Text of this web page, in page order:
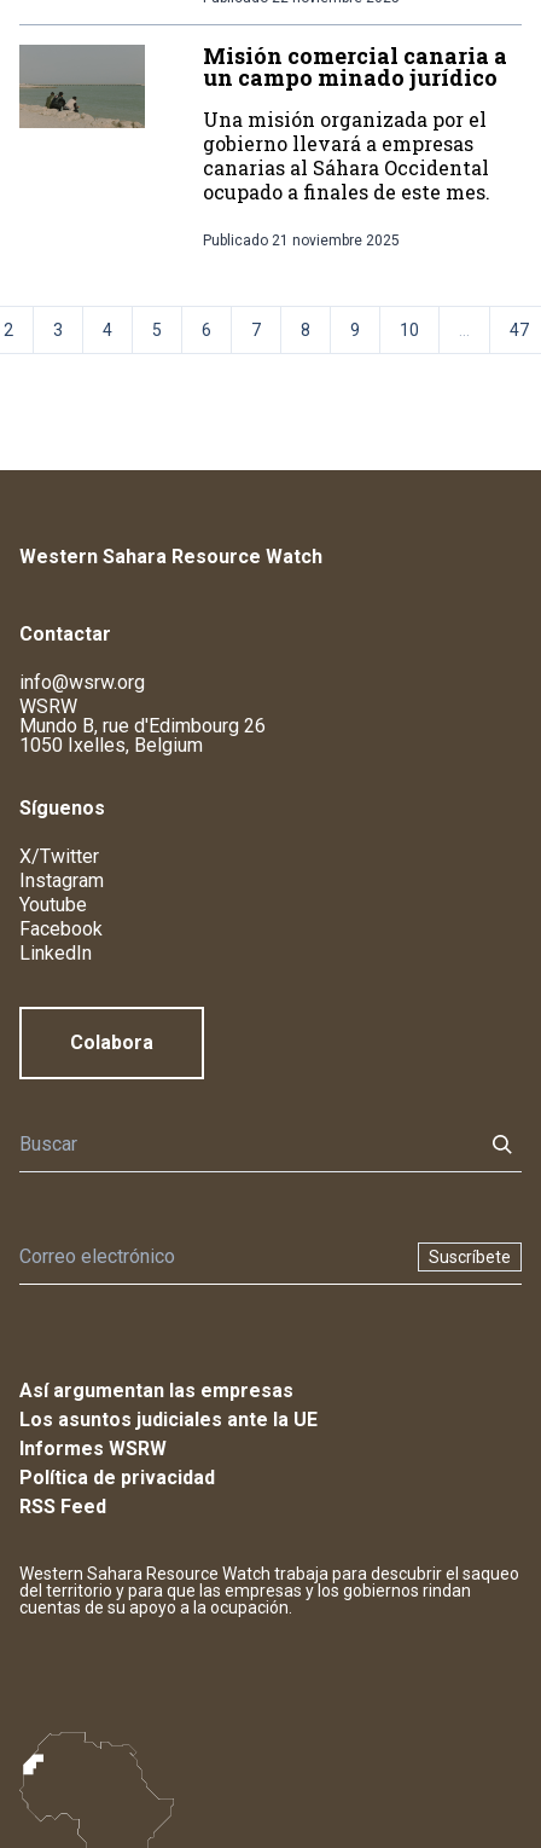
Misión comercial canaria a
un campo minado jurídico
Una misión organizada por el
gobierno llevará a empresas
canarias al Sáhara Occidental
ocupado a finales de este mes.
Publicado 21 noviembre 2025
2 3 4 5 6 7 8 9 10 47
Western Sahara Resource Watch
Contactar
info@wsrw.org
WSRW
Mundo B, rue d'Edimbourg 26
1050 Ixelles, Belgium
Síguenos
X/Twitter
Instagram
Youtube
Facebook
LinkedIn
Colabora
Suscríbete
Así argumentan las empresas
Los asuntos judiciales ante la UE
Informes WSRW
Política de privacidad
RSS Feed
Western Sahara Resource Watch trabaja para descubrir el saqueo
del territorio y para que las empresas y los gobiernos rindan
cuentas de su apoyo a la ocupación.